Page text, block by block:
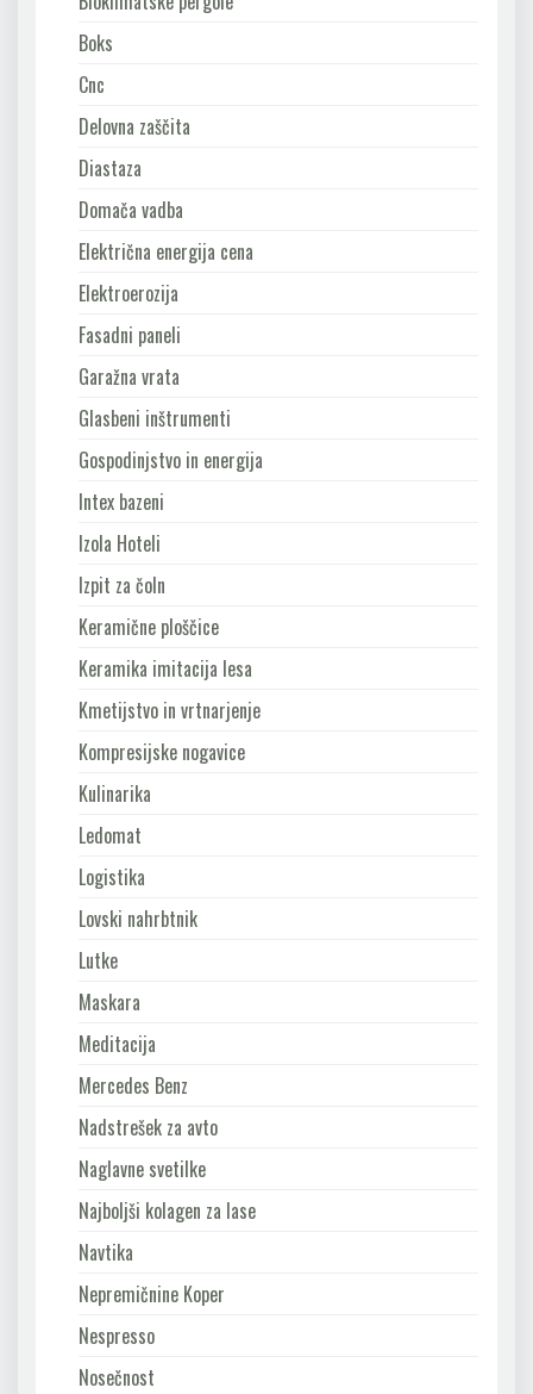
Boks
Cnc
Delovna zaščita
Diastaza
Domača vadba
Električna energija cena
Elektroerozija
Fasadni paneli
Garažna vrata
Glasbeni inštrumenti
Gospodinjstvo in energija
Intex bazeni
Izola Hoteli
Izpit za čoln
Keramične ploščice
Keramika imitacija lesa
Kmetijstvo in vrtnarjenje
Kompresijske nogavice
Kulinarika
Ledomat
Logistika
Lovski nahrbtnik
Lutke
Maskara
Meditacija
Mercedes Benz
Nadstrešek za avto
Naglavne svetilke
Najboljši kolagen za lase
Navtika
Nepremičnine Koper
Nespresso
Nosečnost